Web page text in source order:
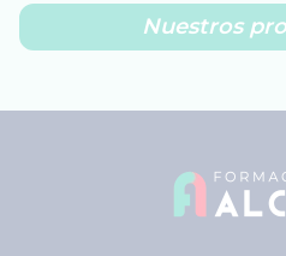
Nuestros